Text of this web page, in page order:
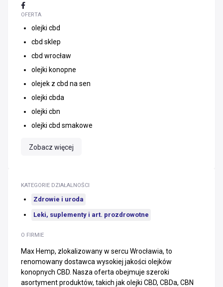
OFERTA
olejki cbd
cbd sklep
cbd wrocław
olejki konopne
olejek z cbd na sen
olejki cbda
olejki cbn
olejki cbd smakowe
Zobacz więcej
O FIRMIE
Max Hemp, zlokalizowany w sercu Wrocławia, to
renomowany dostawca wysokiej jakości olejków
konopnych CBD. Nasza oferta obejmuje szeroki
asortyment produktów, takich jak olejki CBD, CBDa, CBN
KATEGORIE DZIAŁALNOŚCI
Zdrowie i uroda
Leki, suplementy i art. prozdrowotne